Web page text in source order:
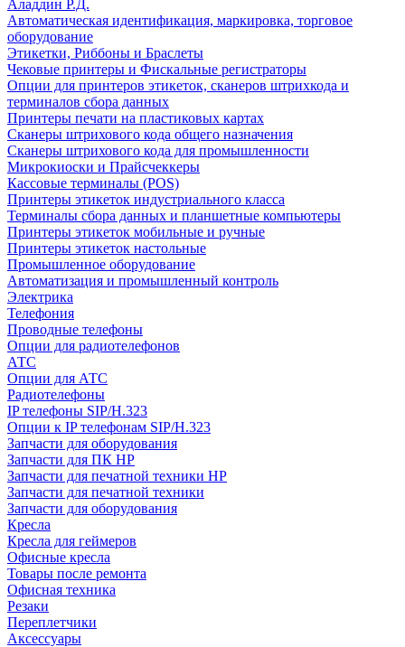
Аладдин Р.Д.
Автоматическая идентификация, маркировка, торговое
оборудование
Этикетки, Риббоны и Браслеты
Чековые принтеры и Фискальные регистраторы
Опции для принтеров этикеток, сканеров штрихкода и
терминалов сбора данных
Принтеры печати на пластиковых картах
Сканеры штрихового кода общего назначения
Сканеры штрихового кода для промышленности
Микрокиоски и Прайсчеккеры
Кассовые терминалы (POS)
Принтеры этикеток индустриального класса
Терминалы сбора данных и планшетные компьютеры
Принтеры этикеток мобильные и ручные
Принтеры этикеток настольные
Промышленное оборудование
Автоматизация и промышленный контроль
Электрика
Телефония
Проводные телефоны
Опции для радиотелефонов
АТС
Опции для АТС
Радиотелефоны
IP телефоны SIP/H.323
Опции к IP телефонам SIP/H.323
Запчасти для оборудования
Запчасти для ПК HP
Запчасти для печатной техники HP
Запчасти для печатной техники
Запчасти для оборудования
Кресла
Кресла для геймеров
Офисные кресла
Товары после ремонта
Офисная техника
Резаки
Переплетчики
Аксессуары